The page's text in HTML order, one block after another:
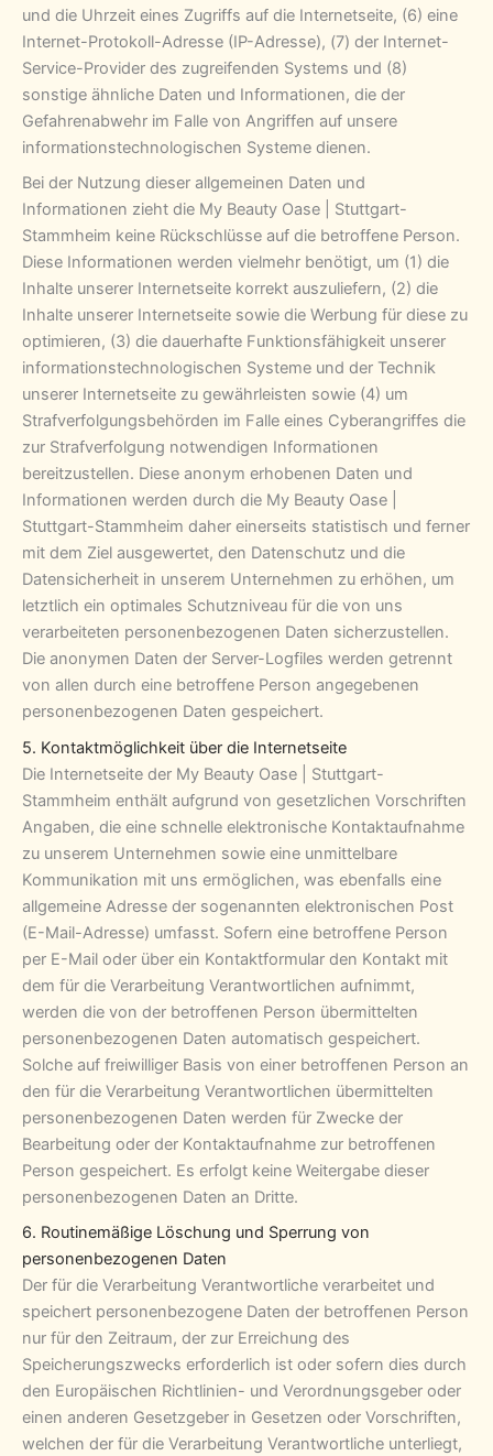
und die Uhrzeit eines Zugriffs auf die Internetseite, (6) eine
Internet-Protokoll-Adresse (IP-Adresse), (7) der Internet-
Service-Provider des zugreifenden Systems und (8)
sonstige ähnliche Daten und Informationen, die der
Gefahrenabwehr im Falle von Angriffen auf unsere
informationstechnologischen Systeme dienen.
Bei der Nutzung dieser allgemeinen Daten und
Informationen zieht die My Beauty Oase | Stuttgart-
Stammheim keine Rückschlüsse auf die betroffene Person.
Diese Informationen werden vielmehr benötigt, um (1) die
Inhalte unserer Internetseite korrekt auszuliefern, (2) die
Inhalte unserer Internetseite sowie die Werbung für diese zu
optimieren, (3) die dauerhafte Funktionsfähigkeit unserer
informationstechnologischen Systeme und der Technik
unserer Internetseite zu gewährleisten sowie (4) um
Strafverfolgungsbehörden im Falle eines Cyberangriffes die
zur Strafverfolgung notwendigen Informationen
bereitzustellen. Diese anonym erhobenen Daten und
Informationen werden durch die My Beauty Oase |
Stuttgart-Stammheim daher einerseits statistisch und ferner
mit dem Ziel ausgewertet, den Datenschutz und die
Datensicherheit in unserem Unternehmen zu erhöhen, um
letztlich ein optimales Schutzniveau für die von uns
verarbeiteten personenbezogenen Daten sicherzustellen.
Die anonymen Daten der Server-Logfiles werden getrennt
von allen durch eine betroffene Person angegebenen
personenbezogenen Daten gespeichert.
5. Kontaktmöglichkeit über die Internetseite
Die Internetseite der My Beauty Oase | Stuttgart-
Stammheim enthält aufgrund von gesetzlichen Vorschriften
Angaben, die eine schnelle elektronische Kontaktaufnahme
zu unserem Unternehmen sowie eine unmittelbare
Kommunikation mit uns ermöglichen, was ebenfalls eine
allgemeine Adresse der sogenannten elektronischen Post
(E-Mail-Adresse) umfasst. Sofern eine betroffene Person
per E-Mail oder über ein Kontaktformular den Kontakt mit
dem für die Verarbeitung Verantwortlichen aufnimmt,
werden die von der betroffenen Person übermittelten
personenbezogenen Daten automatisch gespeichert.
Solche auf freiwilliger Basis von einer betroffenen Person an
den für die Verarbeitung Verantwortlichen übermittelten
personenbezogenen Daten werden für Zwecke der
Bearbeitung oder der Kontaktaufnahme zur betroffenen
Person gespeichert. Es erfolgt keine Weitergabe dieser
personenbezogenen Daten an Dritte.
6. Routinemäßige Löschung und Sperrung von
personenbezogenen Daten
Der für die Verarbeitung Verantwortliche verarbeitet und
speichert personenbezogene Daten der betroffenen Person
nur für den Zeitraum, der zur Erreichung des
Speicherungszwecks erforderlich ist oder sofern dies durch
den Europäischen Richtlinien- und Verordnungsgeber oder
einen anderen Gesetzgeber in Gesetzen oder Vorschriften,
welchen der für die Verarbeitung Verantwortliche unterliegt,